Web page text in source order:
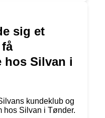
sig et
hos Silvan i
kundeklub og
hos Silvan i Tønder.